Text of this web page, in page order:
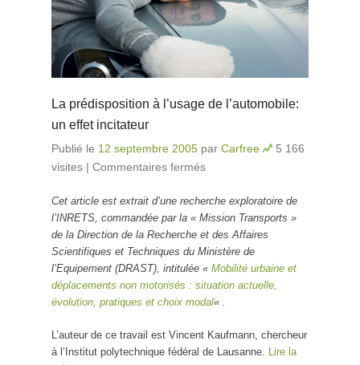
La prédisposition à l’usage de l’automobile:
un effet incitateur
Publié le 12 septembre 2005 par Carfree
5 166
visites | Commentaires fermés
l’automobile: un effet
incitateur
Cet article est extrait d’une recherche exploratoire de
l’INRETS, commandée par la « Mission Transports »
de la Direction de la Recherche et des Affaires
Scientifiques et Techniques du Ministère de
l’Equipement (DRAST), intitulée « Mobilité urbaine et
déplacements non motorisés : situation actuelle,
évolution, pratiques et choix modal« .
L’auteur de ce travail est Vincent Kaufmann, chercheur
à l’Institut polytechnique fédéral de Lausanne. Lire la